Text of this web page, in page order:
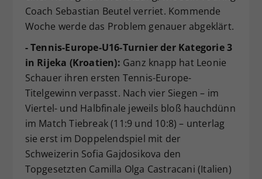
Coach Sebastian Beutel verriet. Kommende
Woche werde das Problem genauer abgeklärt.
- Tennis-Europe-U16-Turnier der Kategorie 3
in Rijeka (Kroatien): Ganz knapp hat Leonie
Schauer ihren ersten Tennis-Europe-
Titelgewinn verpasst. Nach vier Siegen – im
Viertel- und Halbfinale jeweils bloß hauchdünn
im Match Tiebreak (11:9 und 10:8) – unterlag
sie erst im Doppelendspiel mit der
Schweizerin Sofia Gajdosikova den
Topgesetzten Camilla Olga Castracani (Italien)